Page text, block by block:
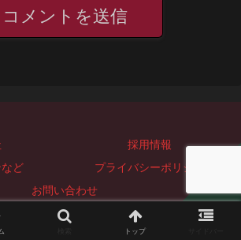
採用情報
ど
プライバシーポリシー
お問い合わせ
ぐっどぴーす株式会社 All Rights Reserved.
トップ